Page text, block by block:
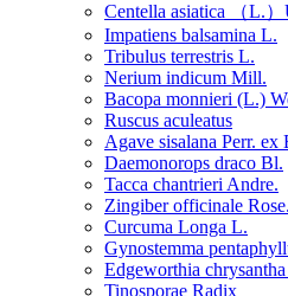
Centella asiatica （L.
Impatiens balsamina L.
Tribulus terrestris L.
Nerium indicum Mill.
Bacopa monnieri (L.)
Ruscus aculeatus
Agave sisalana Perr. ex
Daemonorops draco Bl.
Tacca chantrieri Andre.
Zingiber officinale Rose.
Curcuma Longa L.
Gynostemma
Edgeworthia
Tinosporae Radix